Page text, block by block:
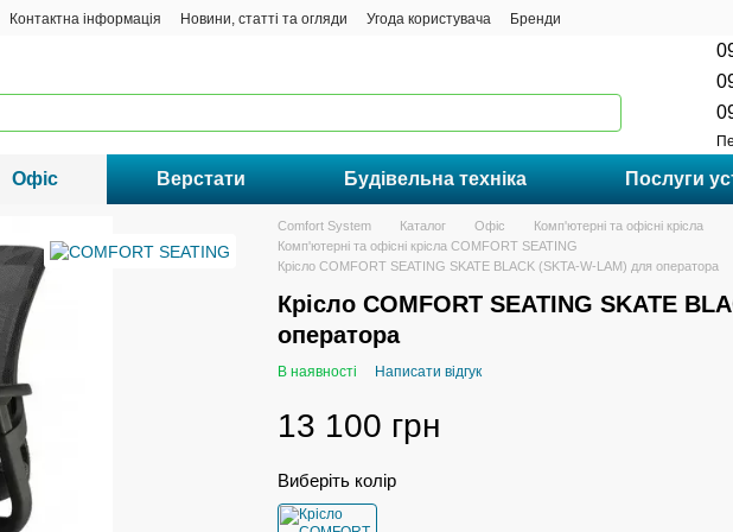
Контактна інформація Новини, статті та огляди Угода користувача
Бренди
Офіс Верстати Будівельна техніка Послуги
Comfort System Каталог Офіс
Комп'ютерні та офісні крісла
Комп'ютерні та офісні крісла COMFORT SEATING
Крісло COMFORT SEATING SKATE BLACK (SKTA-W-LAM) для оператора
Крісло COMFORT SEATING SKATE
оператора
В наявності Написати відгук
13 100 грн
Виберіть колір